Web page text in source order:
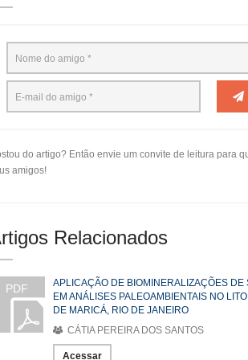
do artigo? Então envie um convite de leitura para
amigos!
Relacionados
PDF
APLICAÇÃO DE BIOMINERALIZAÇÕES DE
EM ANÁLISES PALEOAMBIENTAIS NO
DE MARICÁ, RIO DE JANEIRO
CÁTIA PEREIRA DOS SANTOS
Acessar